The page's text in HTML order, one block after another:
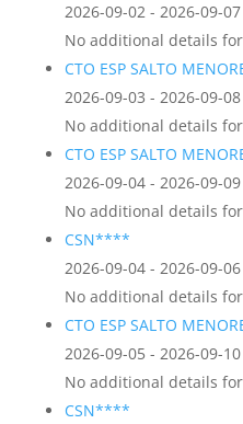
2026-09-02 - 2026-09-
No additional details
CTO ESP SALTO
2026-09-03 - 2026-09-
No additional details
CTO ESP SALTO
2026-09-04 - 2026-09-
No additional details
CSN****
2026-09-04 - 2026-09-
No additional details
CTO ESP SALTO
2026-09-05 - 2026-09-
No additional details
CSN****